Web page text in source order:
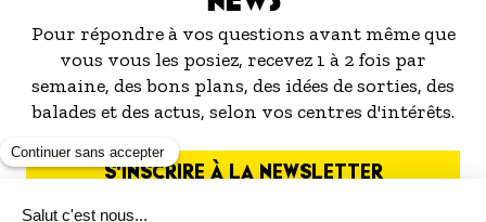
Pour répondre à vos questions avant même que
vous vous les posiez, recevez 1 à 2 fois par
semaine, des bons plans, des idées de sorties, des
balades et des actus, selon vos centres d'intérêts.
S'INSCRIRE À LA NEWSLETTER